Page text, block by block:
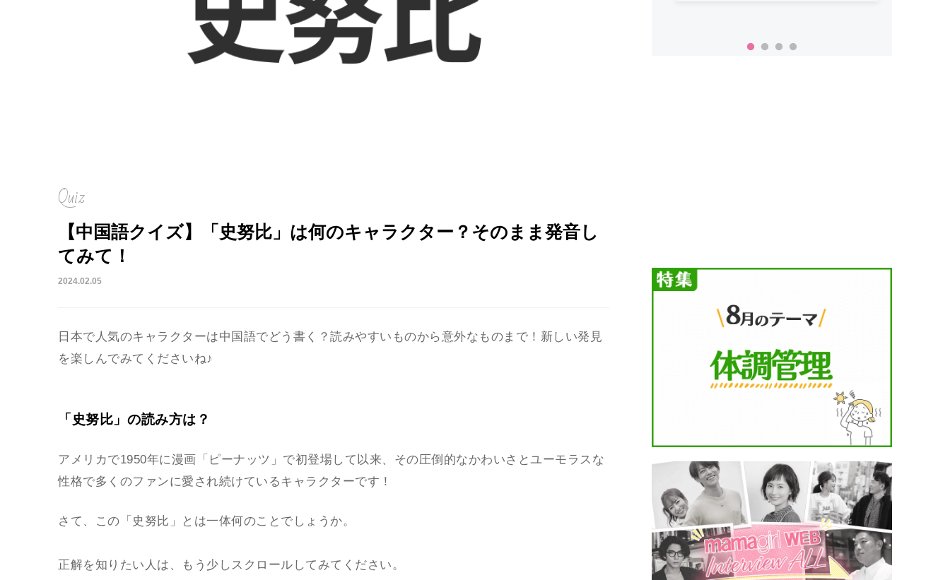
Quiz
【中国語クイズ】「史努比」は何のキャラクター？そのまま発音し
てみて！
2024.02.05
日本で人気のキャラクターは中国語でどう書く？読みやすいものから意外なものまで！新しい発見
を楽しんでみてくださいね♪
「史努比」の読み方は？
アメリカで1950年に漫画「ピーナッツ」で初登場して以来、その圧倒的なかわいさとユーモラスな
性格で多くのファンに愛され続けているキャラクターです！
さて、この「史努比」とは一体何のことでしょうか。
正解を知りたい人は、もう少しスクロールしてみてください。